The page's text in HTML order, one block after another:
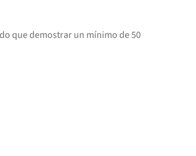
que demostrar un mínimo de 50